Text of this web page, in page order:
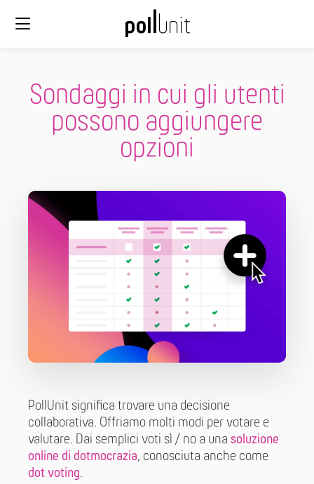
Sondaggi in cui gli utenti
possono aggiungere
opzioni
PollUnit significa trovare una decisione
collaborativa. Offriamo molti modi per votare e
valutare. Dai semplici voti sì / no a una soluzione
online di dotmocrazia, conosciuta anche come
dot voting.